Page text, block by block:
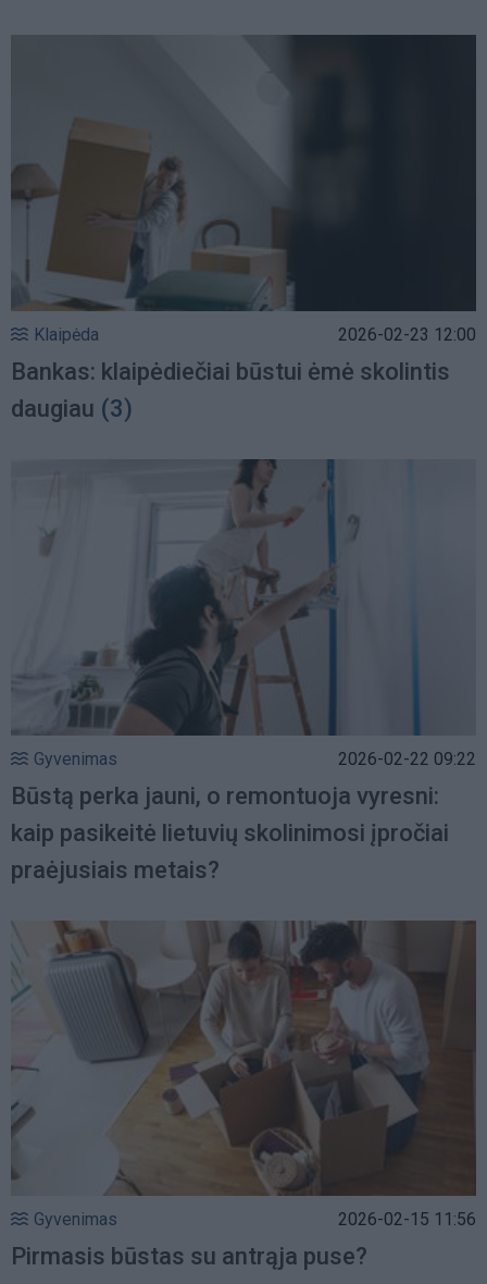
Klaipėda 2026-02-23 12:00
Bankas: klaipėdiečiai būstui ėmė skolintis
daugiau (3)
Gyvenimas 2026-02-22 09:22
Būstą perka jauni, o remontuoja vyresni:
kaip pasikeitė lietuvių skolinimosi įpročiai
praėjusiais metais?
Gyvenimas 2026-02-15 11:56
Pirmasis būstas su antrąja puse?